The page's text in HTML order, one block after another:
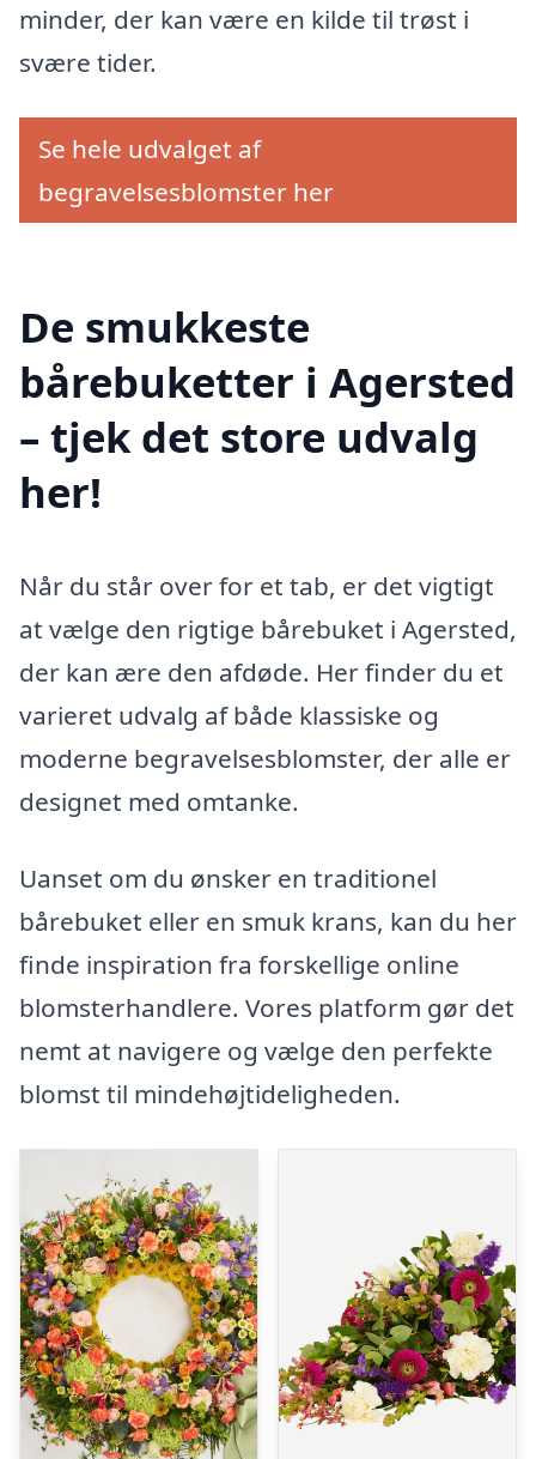
minder, der kan være en kilde til trøst i
svære tider.
Se hele udvalget af
begravelsesblomster her
De smukkeste
bårebuketter i Agersted
– tjek det store udvalg
her!
Når du står over for et tab, er det vigtigt
at vælge den rigtige bårebuket i Agersted,
der kan ære den afdøde. Her finder du et
varieret udvalg af både klassiske og
moderne begravelsesblomster, der alle er
designet med omtanke.
Uanset om du ønsker en traditionel
bårebuket eller en smuk krans, kan du her
finde inspiration fra forskellige online
blomsterhandlere. Vores platform gør det
nemt at navigere og vælge den perfekte
blomst til mindehøjtideligheden.